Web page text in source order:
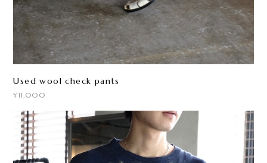
Used wool check pants
¥11,000